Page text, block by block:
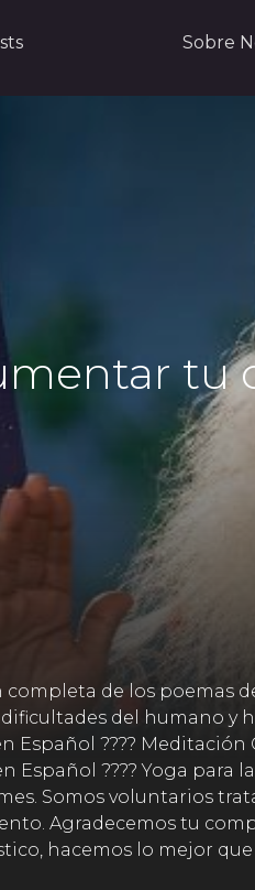
Sobre
tu
de los poemas
del humano y
???? Meditación
???? Yoga para
Somos voluntarios
Agradecemos tu
hacemos lo mejor